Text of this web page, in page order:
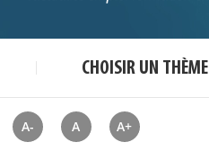
CHOISIR UN THÈME
A- A A+